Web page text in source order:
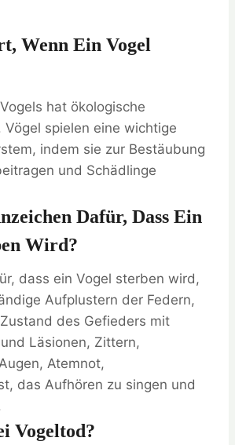
Wenn Ein Vogel
hat ökologische
Vögel spielen eine wichtige
indem sie zur Bestäubung
und Schädlinge
Dafür, Dass Ein
Wird?
dass ein Vogel sterben wird,
Aufplustern der Federn,
des Gefieders mit
Läsionen, Zittern,
Atemnot,
das Aufhören zu singen und
Vogeltod?